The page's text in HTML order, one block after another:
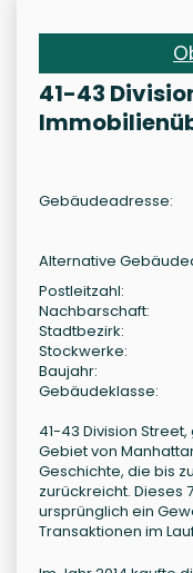
41-43
Gebäudeadresse:
Alternative
Postleitzahl:
Nachbarschaft:
Stadtbezirk:
Stockwerke:
Baujahr:
Gebäudeklasse:
41-43 Division
Gebiet von
Geschichte, die bis
zurückreicht.
ursprünglich ein
Transaktionen im